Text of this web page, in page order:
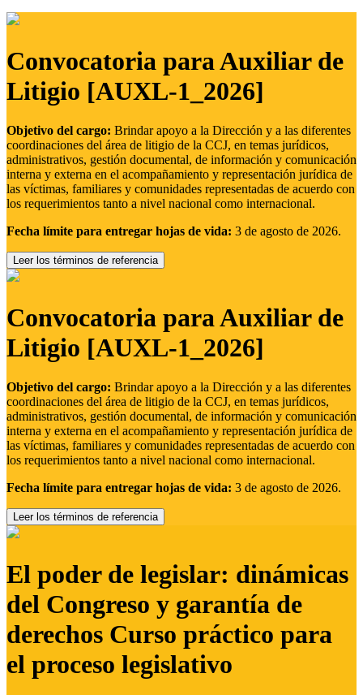
Convocatoria para Auxiliar de
Litigio [AUXL-1_2026]
Objetivo del cargo: Brindar apoyo a la Dirección y a las diferentes
coordinaciones del área de litigio de la CCJ, en temas jurídicos,
administrativos, gestión documental, de información y comunicación
interna y externa en el acompañamiento y representación jurídica de
las víctimas, familiares y comunidades representadas de acuerdo con
los requerimientos tanto a nivel nacional como internacional.
Fecha límite para entregar hojas de vida: 3 de agosto de 2026.
Leer los términos de referencia
Convocatoria para Auxiliar de
Litigio [AUXL-1_2026]
Objetivo del cargo: Brindar apoyo a la Dirección y a las diferentes
coordinaciones del área de litigio de la CCJ, en temas jurídicos,
administrativos, gestión documental, de información y comunicación
interna y externa en el acompañamiento y representación jurídica de
las víctimas, familiares y comunidades representadas de acuerdo con
los requerimientos tanto a nivel nacional como internacional.
Fecha límite para entregar hojas de vida: 3 de agosto de 2026.
Leer los términos de referencia
El poder de legislar: dinámicas
del Congreso y garantía de
derechos Curso práctico para
el proceso legislativo